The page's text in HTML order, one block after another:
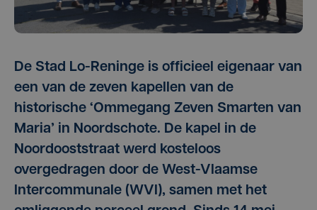
De Stad Lo-Reninge is officieel eigenaar van
een van de zeven kapellen van de
historische ‘Ommegang Zeven Smarten van
Maria’ in Noordschote. De kapel in de
Noordooststraat werd kosteloos
overgedragen door de West-Vlaamse
Intercommunale (WVI), samen met het